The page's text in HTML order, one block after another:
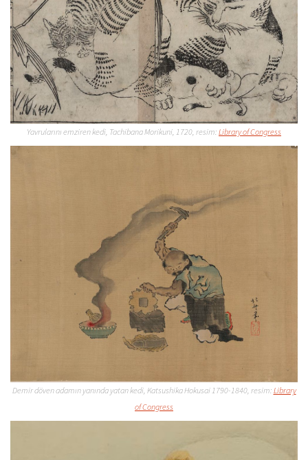
Yavrularını emziren kedi, Tachibana Morikuni, 1720, resim: Library of Congress
Demir döven adamın yanında yatan kedi, Katsushika Hokusai 1790-1840, resim: Library
of Congress